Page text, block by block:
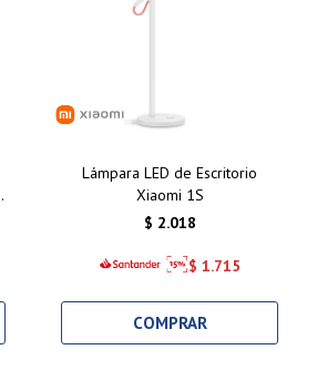
Lámpara LED de Escritorio
Xiaomi 1S
$ 2.018
$ 1.715